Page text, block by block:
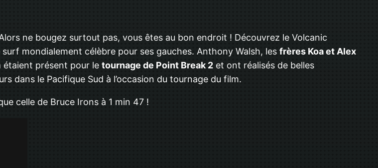
ne bougez surtout pas, vous êtes au bon endroit ! Découvrez le Volcanic
mondialement célèbre pour ses gauches. Anthony Walsh, les frères Koa et Alex
étaient présent pour le tournage de Point Break 2 et ont réalisés de belles
dans le Pacifique Sud à l’occasion du tournage du film.
celle de Bruce Irons à 1 min 47 !